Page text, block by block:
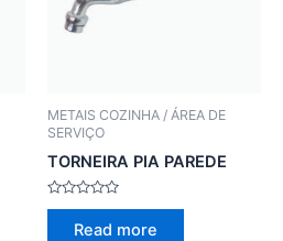
METAIS COZINHA / ÁREA DE
SERVIÇO
TORNEIRA PIA PAREDE
Rated
Read more